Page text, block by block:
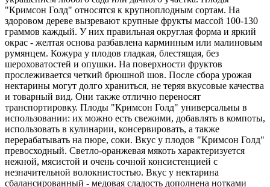
"Кримсон Голд" относятся к крупноплодным сортам. На
здоровом дереве вызревают крупные фрукты массой 100-130
граммов каждый. У них правильная округлая форма и яркий
окрас - желтая основа разбавлена карминным или малиновым
румянцем. Кожура у плодов гладкая, блестящая, без
шероховатостей и опушки. На поверхности фруктов
прослеживается четкий брюшной шов. После сбора урожая
нектарины могут долго храниться, не теряя вкусовые качества
и товарный вид. Они также отлично переносят
транспортировку. Плоды "Кримсон Голд" универсальны в
использовании: их можно есть свежими, добавлять в компоты,
использовать в кулинарии, консервировать, а также
перерабатывать на пюре, соки. Вкус у плодов "Кримсон Голд"
превосходный. Светло-оранжевая мякоть характеризуется
нежной, мясистой и очень сочной консистенцией с
незначительной волокнистостью. Вкус у нектарина
сбалансированный - медовая сладость дополнена нотками